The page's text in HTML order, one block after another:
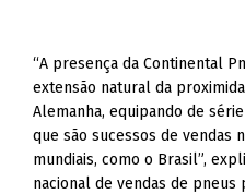
“A presença da Continental
extensão natural da
Alemanha, equipando de
que são sucessos de vendas
mundiais, como o Brasil”,
nacional de vendas de pneus